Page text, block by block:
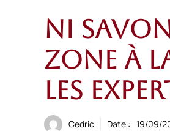
Ni
zone à
les
Cedric Date : 19/09/